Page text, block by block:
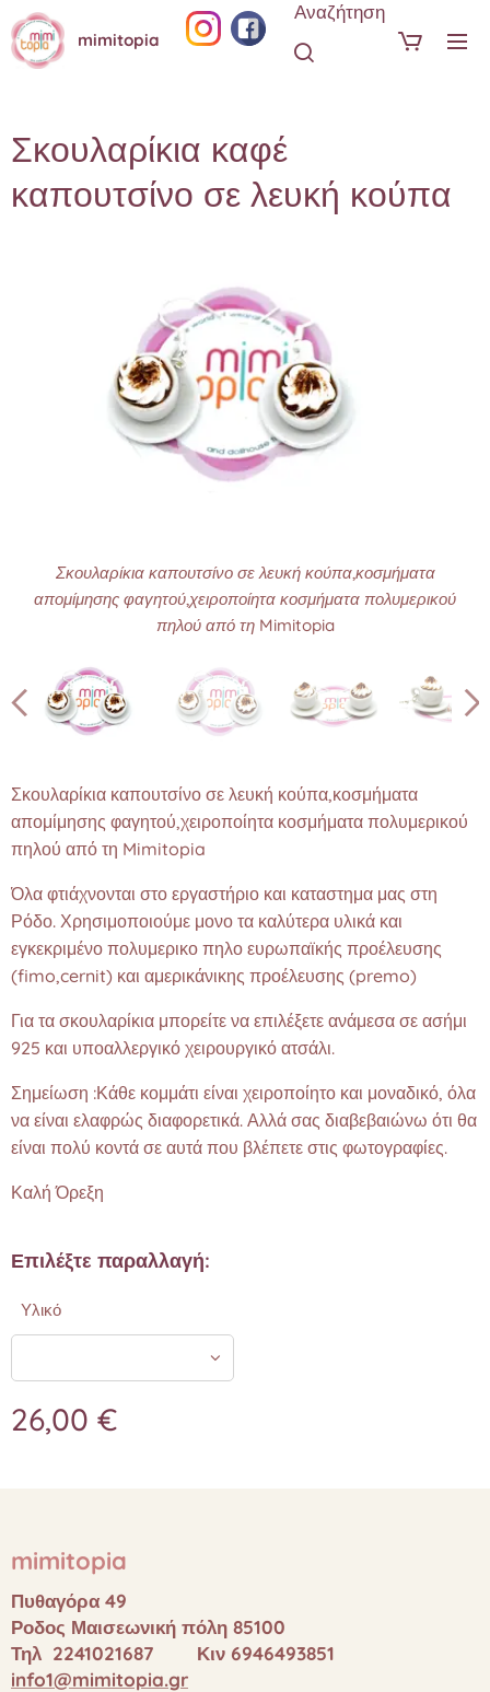
mimitopia
Αναζήτηση
Σκουλαρίκια καφέ
καπουτσίνο σε λευκή κούπα
Σκουλαρίκια καπουτσίνο σε λευκή κούπα,κοσμήματα
απομίμησης φαγητού,χειροποίητα κοσμήματα πολυμερικού
πηλού από τη Mimitopia
Σκουλαρίκια καπουτσίνο σε λευκή κούπα,κοσμήματα
απομίμησης φαγητού,χειροποίητα κοσμήματα πολυμερικού
πηλού από τη Mimitopia
Σκουλαρίκια καπουτσίνο σε λευκή κούπα,κοσμήματα
απομίμησης φαγητού,χειροποίητα κοσμήματα πολυμερικού
πηλού από τη Mimitopia
Σκουλαρίκια καπουτσίνο σε λευκή κούπα,κοσμήματα
απομίμησης φαγητού,χειροποίητα κοσμήματα πολυμερικού
πηλού από τη Mimitopia
Σκουλαρίκια καπουτσίνο σε λευκή κούπα,κοσμήματα
απομίμησης φαγητού,χειροποίητα κοσμήματα πολυμερικού
πηλού από τη Mimitopia
Σκουλαρίκια καπουτσίνο σε λευκή κούπα,κοσμήματα
απομίμησης φαγητού,χειροποίητα κοσμήματα πολυμερικού
πηλού από τη Mimitopia
Σκουλαρίκια καπουτσίνο σε λευκή κούπα,κοσμήματα
απομίμησης φαγητού,χειροποίητα κοσμήματα πολυμερικού
πηλού από τη Mimitopia
Όλα φτιάχνονται στο εργαστήριο και καταστημα μας στη
Ρόδο. Χρησιμοποιούμε μονο τα καλύτερα υλικά και
εγκεκριμένο πολυμερικο πηλο ευρωπαϊκής προέλευσης
(fimo,cernit) και αμερικάνικης προέλευσης (premo)
Για τα σκουλαρίκια μπορείτε να επιλέξετε ανάμεσα σε ασήμι
925 και υποαλλεργικό χειρουργικό ατσάλι.
Σημείωση :Κάθε κομμάτι είναι χειροποίητο και μοναδικό, όλα
να είναι ελαφρώς διαφορετικά. Αλλά σας διαβεβαιώνω ότι θα
είναι πολύ κοντά σε αυτά που βλέπετε στις φωτογραφίες.❤️
Καλή Όρεξη
Επιλέξτε παραλλαγή:
Υλικό
26,00 €
mimitopia
Πυθαγόρα 49
Ροδος Μαισεωνική πόλη 85100
Τηλ 2241021687 Κιν 6946493851
info1@mimitopia.gr